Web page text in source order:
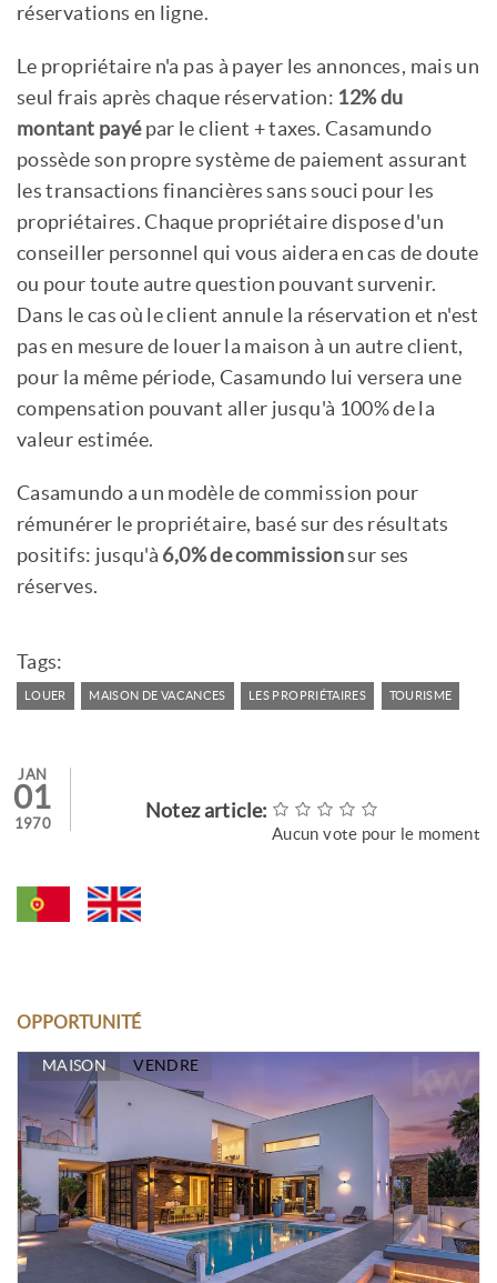
réservations en ligne.
Le propriétaire n'a pas à payer les annonces, mais un
seul frais après chaque réservation: 12% du
montant payépar le client + taxes. Casamundo
possède son propre système de paiement assurant
les transactions financières sans souci pour les
propriétaires. Chaque propriétaire dispose d'un
conseiller personnel qui vous aidera en cas de doute
ou pour toute autre question pouvant survenir.
Dans le cas où le client annule la réservation et n'est
pas en mesure de louer la maison à un autre client,
pour la même période, Casamundo lui versera une
compensation pouvant aller jusqu'à 100% de la
valeur estimée.
Casamundo a un modèle de commission pour
rémunérer le propriétaire, basé sur des résultats
positifs: jusqu'à 6,0% de commissionsur ses
réserves.
Tags:
LOUER MAISON DE VACANCES LES PROPRIÉTAIRES TOURISME
Notez article:
Aucun vote pour le moment
JAN
01
1970
OPPORTUNITÉ
MAISON VENDRE